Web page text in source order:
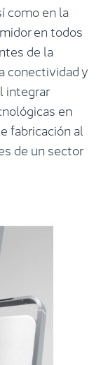
como en la
en todos
de la
conectividad y
integrar
en
fabricación al
de un sector